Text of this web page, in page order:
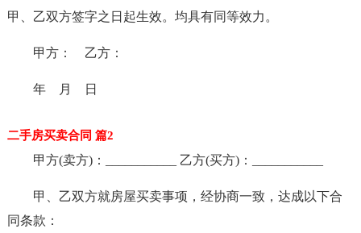
甲、乙双方签字之日起生效。均具有同等效力。
甲方： 乙方：
年 月 日
二手房买卖合同 篇2
甲方(卖方)：___________ 乙方(买方)：___________
甲、乙双方就房屋买卖事项，经协商一致，达成以下合
同条款：